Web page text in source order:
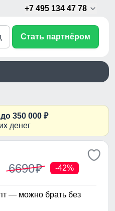
+7 495 134 47 78
Стать партнёром
350 000 ₽
денег
6690p -42%
— можно брать без